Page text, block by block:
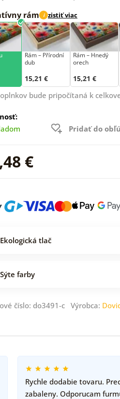
rám i zistiť viac
Rám –⁠⁠⁠⁠⁠⁠ Přírodní
dub
15,21 €
Rám – Hnedý
orech
15,21 €
bude pripočítaná k
Pridať do
€
Ekologická tlač
Sýte farby
číslo: do3491-c Výrobca:
Rychle dodabie tovaru.
zabaleny. Odporucam